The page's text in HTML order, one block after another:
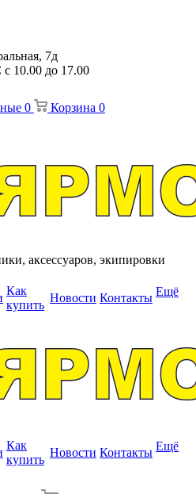
7д
10.00 до 17.00
0 Корзина 0
аксессуаров, экипировки
Как
купить
Новости Контакты Ещё
Как
купить
Новости Контакты Ещё